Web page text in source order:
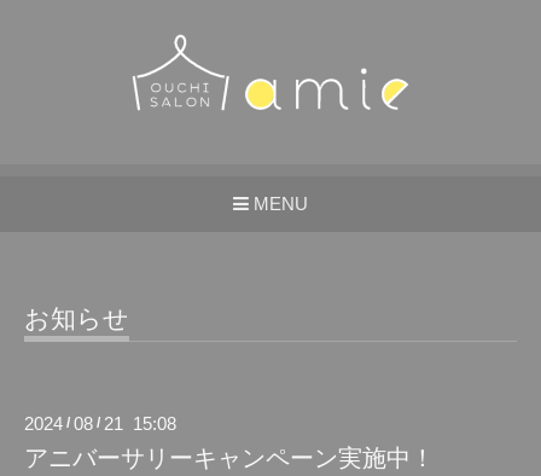
MENU
お知らせ
2024 / 08 / 21 15:08
アニバーサリーキャンペーン実施中！